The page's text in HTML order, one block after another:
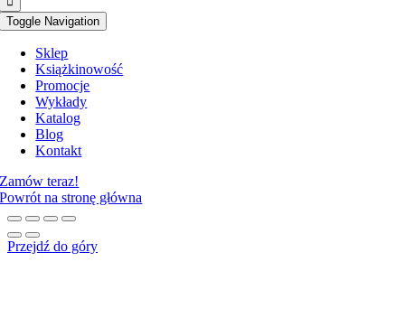
Toggle Navigation
Sklep
Książkinowość
Promocje
Wykłady
Katalog
Blog
Kontakt
Zamów teraz!
Powrót na stronę główna
Przejdź do góry